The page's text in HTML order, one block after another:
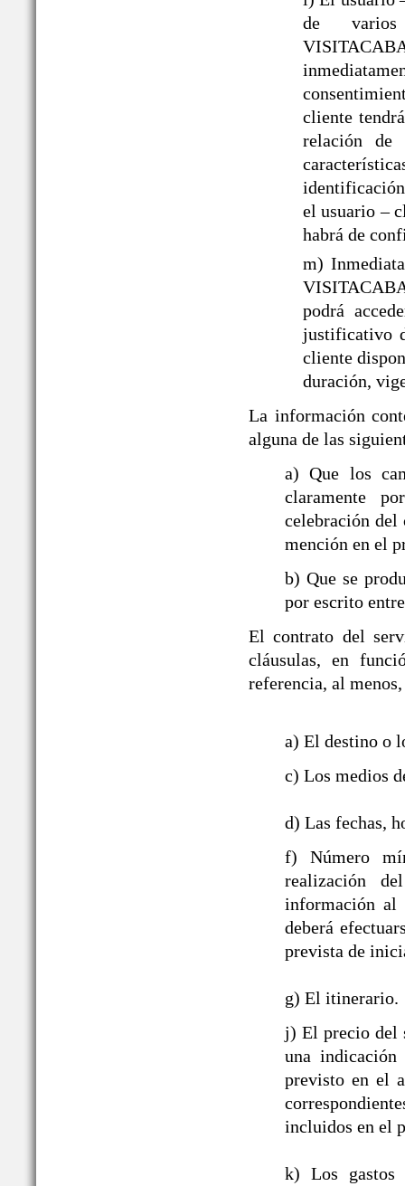
de
cliente
relación de
el usuario –
habrá de
m)
podrá
justificativo
cliente
duración,
La información
alguna de las
a) Que los
claramente
celebración del
mención en el
b) Que se
por escrito
El contrato del
cláusulas, en
referencia, al
a) El destino o
c) Los medios
d) Las fechas,
f) Número
realización
información al
deberá
prevista de
g) El itinerario.
j) El precio del
una
previsto en el
incluidos en el
k) Los gastos